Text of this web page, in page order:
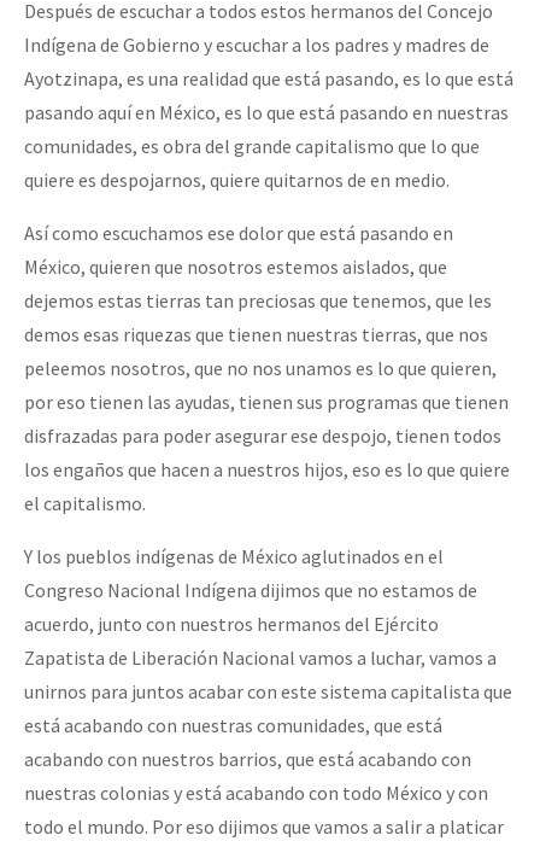
Después de escuchar a todos estos hermanos del Concejo
Indígena de Gobierno y escuchar a los padres y madres de
Ayotzinapa, es una realidad que está pasando, es lo que está
pasando aquí en México, es lo que está pasando en nuestras
comunidades, es obra del grande capitalismo que lo que
quiere es despojarnos, quiere quitarnos de en medio.
Así como escuchamos ese dolor que está pasando en
México, quieren que nosotros estemos aislados, que
dejemos estas tierras tan preciosas que tenemos, que les
demos esas riquezas que tienen nuestras tierras, que nos
peleemos nosotros, que no nos unamos es lo que quieren,
por eso tienen las ayudas, tienen sus programas que tienen
disfrazadas para poder asegurar ese despojo, tienen todos
los engaños que hacen a nuestros hijos, eso es lo que quiere
el capitalismo.
Y los pueblos indígenas de México aglutinados en el
Congreso Nacional Indígena dijimos que no estamos de
acuerdo, junto con nuestros hermanos del Ejército
Zapatista de Liberación Nacional vamos a luchar, vamos a
unirnos para juntos acabar con este sistema capitalista que
está acabando con nuestras comunidades, que está
acabando con nuestros barrios, que está acabando con
nuestras colonias y está acabando con todo México y con
todo el mundo. Por eso dijimos que vamos a salir a platicar